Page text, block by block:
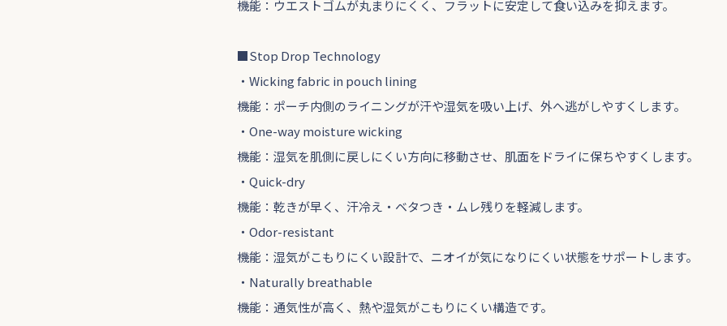
機能：ウエストゴムが丸まりにくく、フラットに安定して食い込みを抑えます。
■Stop Drop Technology
・Wicking fabric in pouch lining
機能：ポーチ内側のライニングが汗や湿気を吸い上げ、外へ逃がしやすくします。
・One-way moisture wicking
機能：湿気を肌側に戻しにくい方向に移動させ、肌面をドライに保ちやすくします。
・Quick-dry
機能：乾きが早く、汗冷え・ベタつき・ムレ残りを軽減します。
・Odor-resistant
機能：湿気がこもりにくい設計で、ニオイが気になりにくい状態をサポートします。
・Naturally breathable
機能：通気性が高く、熱や湿気がこもりにくい構造です。